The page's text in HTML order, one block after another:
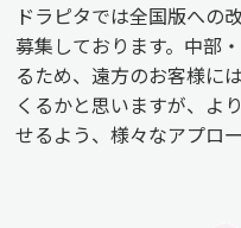
ドラピタでは全国版への
募集しております。中部
るため、遠方のお客様に
くるかと思いますが、よ
せるよう、様々なアプロ